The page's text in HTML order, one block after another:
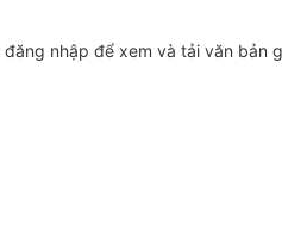
đăng nhập để xem và tải văn bản